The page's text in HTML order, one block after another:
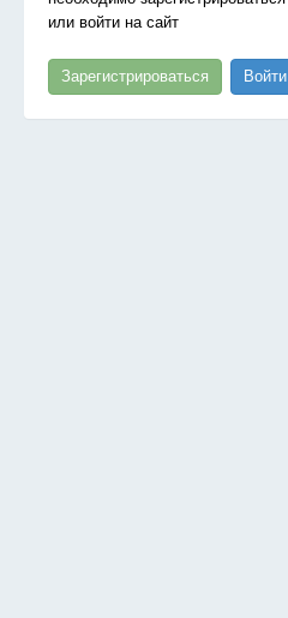
или войти на сайт
Зарегистрироваться Войти